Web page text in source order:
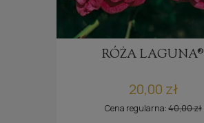
RÓŻA LAGUNA®
20,00 zł
Cena regularna:40,00 zł